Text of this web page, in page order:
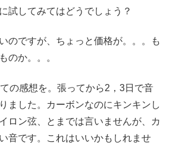
試してみてはどうでしょう？
のですが、ちょっと価格が。。。も
のか。。。
の感想を。張ってから2，3日で音
ました。カーボンなのにキンキンし
ロン弦、とまでは言いませんが、カ
音です。これはいいかもしれませ